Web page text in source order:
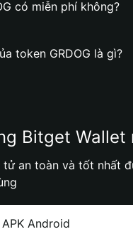
có miễn phí không?
token GRDOG là gì?
Bitget Wallet
tử an toàn và tốt nhất
Android